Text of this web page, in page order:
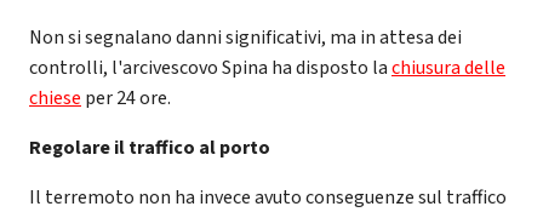
Non si segnalano danni significativi, ma in attesa dei
controlli, l'arcivescovo Spina ha disposto lachiusura delle
chiese per 24 ore.
Regolare il traffico al porto
Il terremoto non ha invece avuto conseguenze sul traffico